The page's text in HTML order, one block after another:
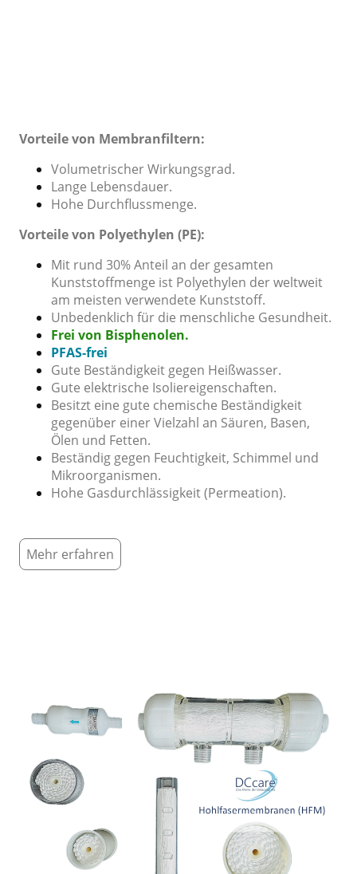
Vorteile von Membranfiltern:
Volumetrischer Wirkungsgrad.
Lange Lebensdauer.
Hohe Durchflussmenge.
Vorteile von Polyethylen (PE):
Mit rund 30% Anteil an der gesamten
Kunststoffmenge ist Polyethylen der weltweit
am meisten verwendete Kunststoff.
Unbedenklich für die menschliche Gesundheit.
Frei von Bisphenolen.
PFAS-frei
Gute Beständigkeit gegen Heißwasser.
Gute elektrische Isoliereigenschaften.
Besitzt eine gute chemische Beständigkeit
gegenüber einer Vielzahl an Säuren, Basen,
Ölen und Fetten.
Beständig gegen Feuchtigkeit, Schimmel und
Mikroorganismen.
Hohe Gasdurchlässigkeit (Permeation).
Mehr erfahren